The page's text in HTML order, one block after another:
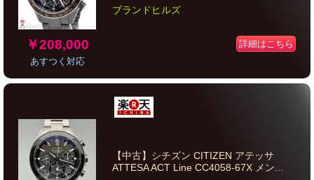
￥208,000
あすつく対応
ブランドヒルズ
詳細はこちら
【中古】シチズン CITIZEN アテッサ
ATTESA ACT Line CC4058-67X メン...